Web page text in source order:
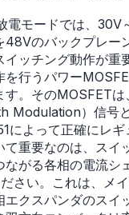
電モードでは、30V
48Vのバックプレー
イッチング動作が重
を行うパワー
す。そのMOSFET
Modulation）信号
によって正確にレギ
て重要なのは、スイ
がる各相の電流シ
さい。これは、メ
エクスパンダのスイ